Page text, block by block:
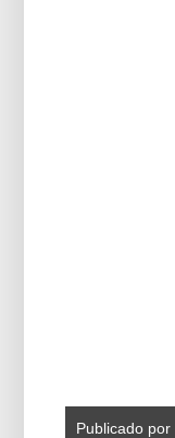
Publicado por